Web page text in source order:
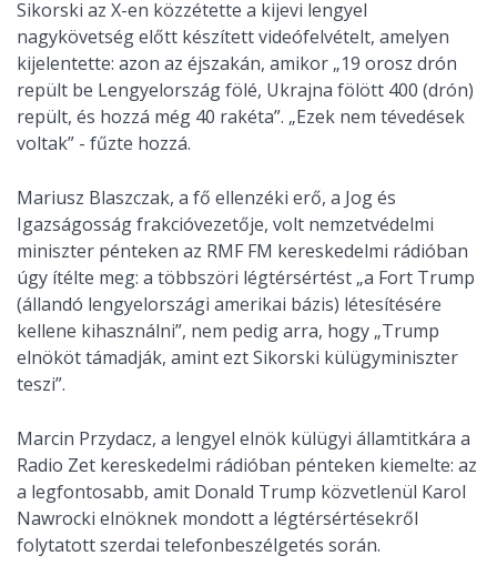
Sikorski az X-en közzétette a kijevi lengyel
nagykövetség előtt készített videófelvételt, amelyen
kijelentette: azon az éjszakán, amikor „19 orosz drón
repült be Lengyelország fölé, Ukrajna fölött 400 (drón)
repült, és hozzá még 40 rakéta”. „Ezek nem tévedések
voltak” - fűzte hozzá.
Mariusz Blaszczak, a fő ellenzéki erő, a Jog és
Igazságosság frakcióvezetője, volt nemzetvédelmi
miniszter pénteken az RMF FM kereskedelmi rádióban
úgy ítélte meg: a többszöri légtérsértést „a Fort Trump
(állandó lengyelországi amerikai bázis) létesítésére
kellene kihasználni”, nem pedig arra, hogy „Trump
elnököt támadják, amint ezt Sikorski külügyminiszter
teszi”.
Marcin Przydacz, a lengyel elnök külügyi államtitkára a
Radio Zet kereskedelmi rádióban pénteken kiemelte: az
a legfontosabb, amit Donald Trump közvetlenül Karol
Nawrocki elnöknek mondott a légtérsértésekről
folytatott szerdai telefonbeszélgetés során.